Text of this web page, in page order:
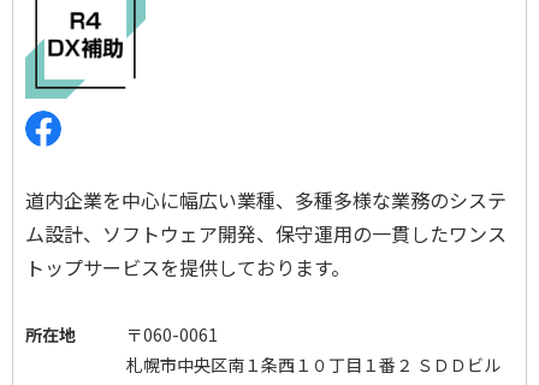
道内企業を中心に幅広い業種、多種多様な業務のシステ
ム設計、ソフトウェア開発、保守運用の一貫したワンス
トップサービスを提供しております。
所在地
〒060-0061
札幌市中央区南１条西１０丁目１番２ ＳＤＤビル